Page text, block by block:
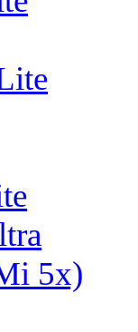
5x)